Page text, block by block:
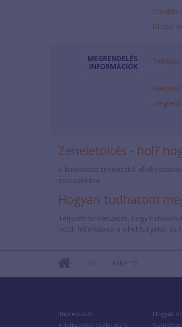
További
Utolsó
MEGRENDELÉS
INFORMÁCIÓK
Bekötés
Zeneletöltés - hol?
A különböző zeneletöltő
eszközeinkre.
Hogyan tudhatom
Teljesen természetes, hogy
kezd, feltérképezi a lehetőségeket és
TV Kábel TV
Impresszum
Hogyan